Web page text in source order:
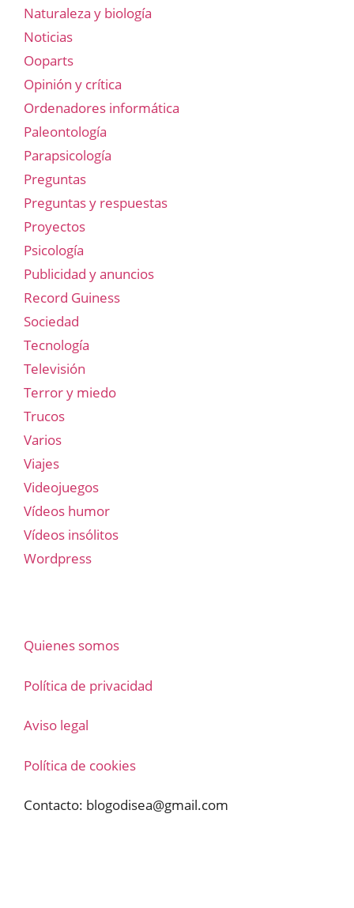
Naturaleza y biología
Noticias
Ooparts
Opinión y crítica
Ordenadores informática
Paleontología
Parapsicología
Preguntas
Preguntas y respuestas
Proyectos
Psicología
Publicidad y anuncios
Record Guiness
Sociedad
Tecnología
Televisión
Terror y miedo
Trucos
Varios
Viajes
Videojuegos
Vídeos humor
Vídeos insólitos
Wordpress
Quienes somos
Política de privacidad
Aviso legal
Política de cookies
Contacto: blogodisea@gmail.com